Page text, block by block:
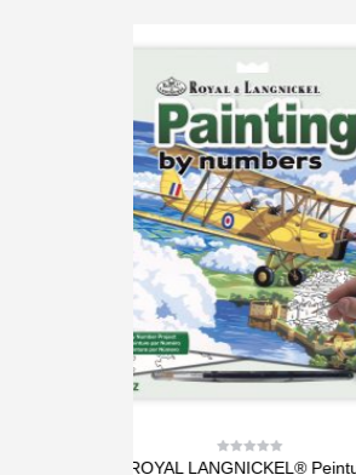
0
Kit ROYAL